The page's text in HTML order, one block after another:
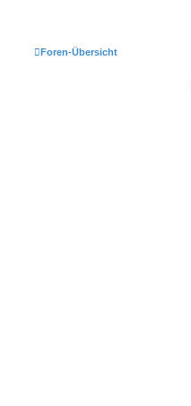
Foren-Übersicht